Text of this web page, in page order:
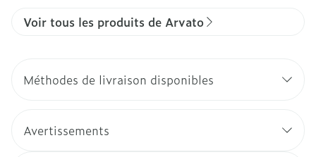
Voir tous les produits de Arvato
Méthodes de livraison disponibles
Avertissements